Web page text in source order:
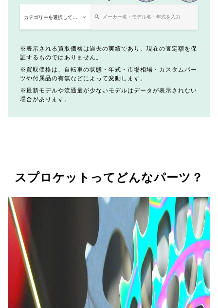
表示される買取価格は過去の実績であり、現在の査定額を保
証するものではありません。
買取価格は、自転車の状態・年式・市場相場・カスタムパー
ツや付属品の有無などによって変動します。
最新モデルや流通量が少ないモデルはデータが表示されない
場合があります。
スプロケットってどんなパーツ？